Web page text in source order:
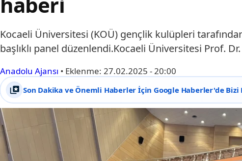
Kocaeli Üniversitesi (KOÜ) gençlik kulüpleri
başlıklı panel düzenlendi.Kocaeli Üniversitesi Prof.
Anadolu Ajansı • Eklenme: 27.02.2025 - 20:00
Son Dakika ve Önemli Haberler İçin Google Haberler'de Bizi